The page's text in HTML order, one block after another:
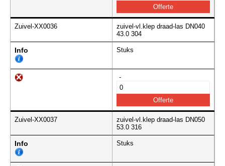
Zuivel-XX0036
zuivel-vl.klep draad-las DN040
43.0 304
Info Stuks
-
Zuivel-XX0037
zuivel-vl.klep draad-las DN050
53.0 316
Info Stuks